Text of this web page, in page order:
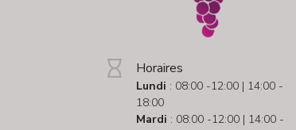
Horaires
Lundi : 08:00 -12:00 | 14:00 -
18:00
Mardi : 08:00 -12:00 | 14:00 -